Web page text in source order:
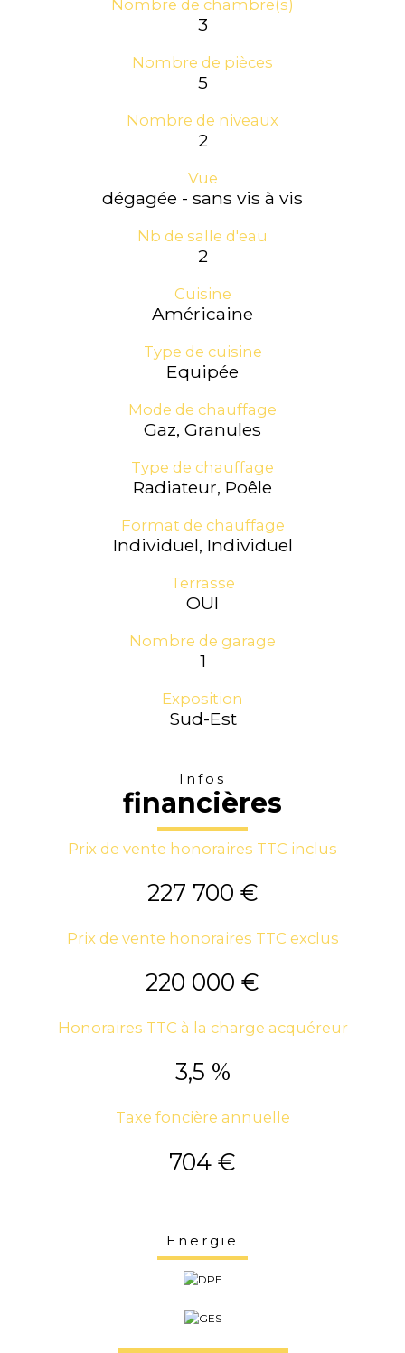
Nombre de chambre(s)
3
Nombre de pièces
5
Nombre de niveaux
2
Vue
dégagée - sans vis à vis
Nb de salle d'eau
2
Cuisine
Américaine
Type de cuisine
Equipée
Mode de chauffage
Gaz, Granules
Type de chauffage
Radiateur, Poêle
Format de chauffage
Individuel, Individuel
Terrasse
OUI
Nombre de garage
1
Exposition
Sud-Est
Infos
financières
Prix de vente honoraires TTC inclus
227 700 €
Prix de vente honoraires TTC exclus
220 000 €
Honoraires TTC à la charge acquéreur
3,5 %
Taxe foncière annuelle
704 €
Energie